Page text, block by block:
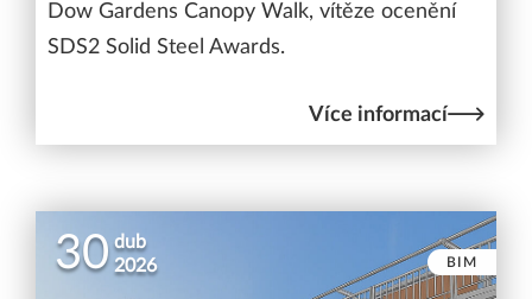
Dow Gardens Canopy Walk, vítěze ocenění
SDS2 Solid Steel Awards.
Více informací
30 dub
2026
BIM